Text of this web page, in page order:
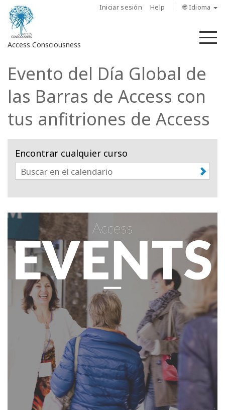
Iniciar sesión Help 🌐 Idioma
Access Consciousness
Iniciar
en
cuenta
nosotros
Las
de
Regiones
Clases
Facilitadores
Shop
CONTACTO
Evento del Día Global de
las Barras de Access con
tus anfitriones de Access
Encontrar cualquier curso